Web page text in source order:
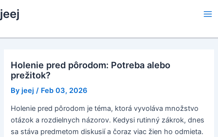
to
jeej
Holenie pred pôrodom: Potreba alebo
prežitok?
By jeej / Feb 03, 2026
Holenie pred pôrodom je téma, ktorá vyvoláva množstvo
otázok a rozdielnych názorov. Kedysi rutinný zákrok, dnes
sa stáva predmetom diskusií a čoraz viac žien ho odmieta.